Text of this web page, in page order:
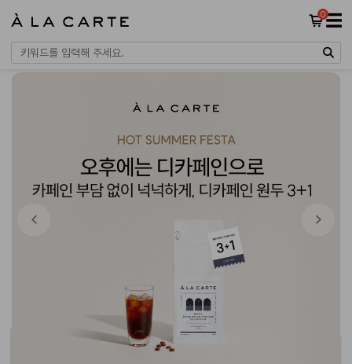
0☰
Previous Next